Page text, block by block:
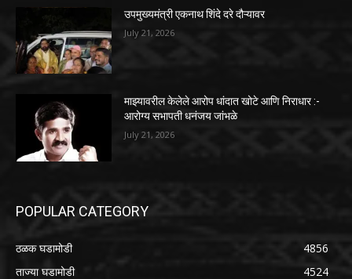
उपमुख्यमंत्री एकनाथ शिंदे दरे दौऱ्यावर
July 21, 2026
माझ्यावरील केलेले आरोप धांदात खोटे आणि निराधार :-
आरोग्य सभापती धनंजय जांभळे
July 21, 2026
POPULAR CATEGORY
ठळक घडामोडी
4856
ताज्या घडामोडी
4524